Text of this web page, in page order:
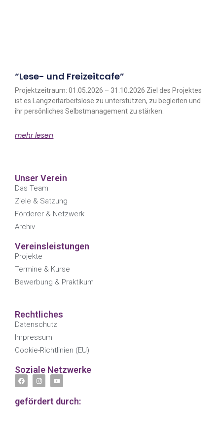
“Lese- und Freizeitcafe”
Projektzeitraum: 01.05.2026 – 31.10.2026 Ziel des Projektes
ist es Langzeitarbeitslose zu unterstützen, zu begleiten und
ihr persönliches Selbstmanagement zu stärken.
mehr lesen
Unser Verein
Das Team
Ziele & Satzung
Förderer & Netzwerk
Archiv
Vereinsleistungen
Projekte
Termine & Kurse
Bewerbung & Praktikum
Rechtliches
Datenschutz
Impressum
Cookie-Richtlinien (EU)
Soziale Netzwerke
gefördert durch: